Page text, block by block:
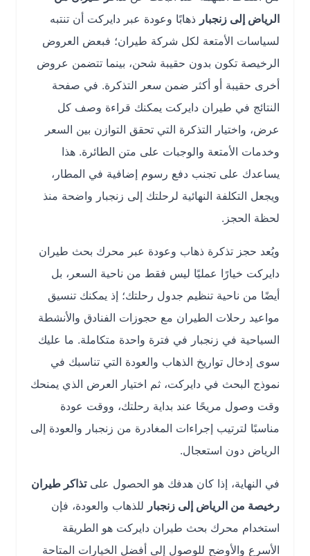
الرياض إلى زنجبار ذهابًا وعودة عبر دايركت أن تنتبه
لسياسات الأمتعة لكل شركة طيران؛ فبعض العروض
الرخيصة تكون بدون حقيبة شحن، بينما تتضمن عروض
أخرى حقيبة أو أكثر ضمن سعر التذكرة. في صفحة
النتائج في طيران دايركت يمكنك قراءة وصف كل
عرض، واختيار التذكرة التي تحقق التوازن بين السعر
وخدمات الأمتعة والوجبات على متن الطائرة. هذا
يساعدك على تجنب دفع رسوم إضافية في المطار،
ويجعل التكلفة النهائية لرحلتك إلى زنجبار واضحة منذ
لحظة الحجز.
ويُعد حجز تذكرة ذهاب وعودة عبر محرك بحث طيران
دايركت خيارًا عمليًا ليس فقط من ناحية السعر، بل
أيضًا من ناحية تنظيم جدول رحلتك؛ إذ يمكنك تنسيق
مواعيد رحلات الطيران مع حجوزات الفنادق والأنشطة
السياحية في زنجبار في فترة واحدة متكاملة. ما عليك
سوى إدخال تواريخ الذهاب والعودة التي تناسبك في
نموذج البحث في دايركت، ثم اختيار العرض الذي يمنحك
وقت وصول مريحًا عند بداية رحلتك، ووقت عودة
مناسبًا لترتيب إجراءات المغادرة من زنجبار والعودة إلى
الرياض دون استعجال.
في النهاية، إذا كان هدفك هو الحصول علىتذاكر طيران
رخيصة من الرياض إلى زنجبار للذهاب والعودة، فإن
استخدام محرك بحث طيران دايركت هو الطريقة
الأسرع والأوضح للوصول إلى أفضل الخيارات المتاحة